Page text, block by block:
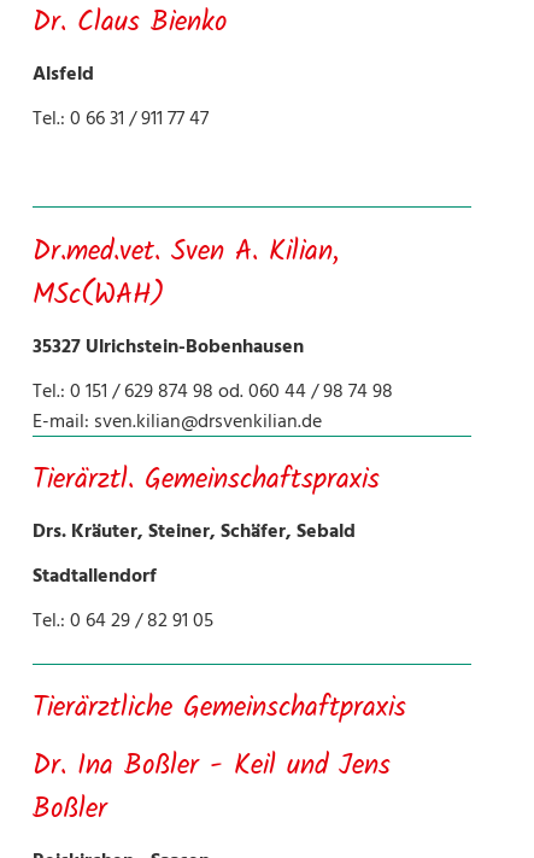
Dr. Claus Bienko
Alsfeld
Tel.: 0 66 31 / 911 77 47
Dr.med.vet. Sven A. Kilian,
MSc(WAH)
35327 Ulrichstein-Bobenhausen
Tel.: 0 151 / 629 874 98 od. 060 44 / 98 74 98
E-mail: sven.kilian@drsvenkilian.de
Tierärztl. Gemeinschaftspraxis
Drs. Kräuter, Steiner, Schäfer, Sebald
Stadtallendorf
Tel.: 0 64 29 / 82 91 05
Tierärztliche Gemeinschaftpraxis
Dr. Ina Boßler - Keil und Jens
Boßler